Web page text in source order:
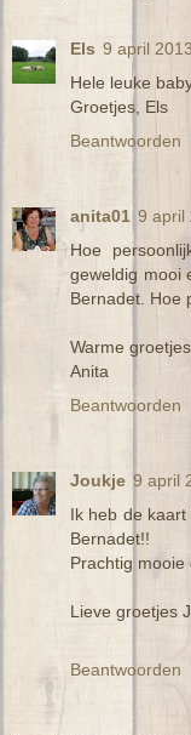
Els 9 april
Hele leuke
Groetjes, Els
Beantwoorden
anita01 9 april
Hoe
geweldig mooi
Bernadet. Hoe
Warme groetjes,
Anita
Beantwoorden
Joukje 9 april
Ik heb de
Bernadet!!
Prachtig mooie
Lieve groetjes
Beantwoorden